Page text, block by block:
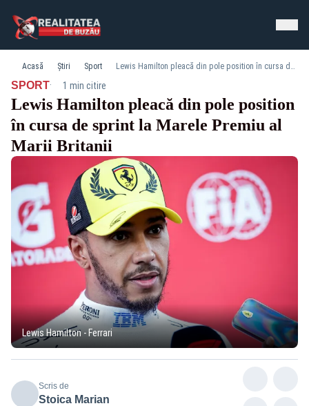
Acasă Știri Sport Lewis Hamilton pleacă din pole position în cursa de sprint la Marele Premiu al Marii Britanii
SPORT· 1 min citire
Lewis Hamilton pleacă din pole position
în cursa de sprint la Marele Premiu al
Marii Britanii
Lewis Hamilton - Ferrari
Scris de
Stoica Marian